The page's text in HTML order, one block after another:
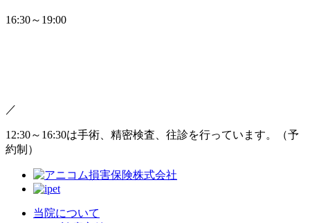
16:30～19:00
／
12:30～16:30は手術、精密検査、往診を行っています。（予
約制）
当院について